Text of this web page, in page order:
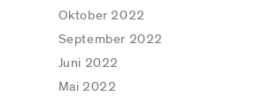
Oktober 2022
September 2022
Juni 2022
Mai 2022